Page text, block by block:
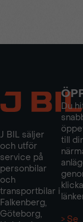
J BIL säljer
och utför
service på
personbilar
och
transportbilar i
Falkenberg,
Göteborg,
Du
till
> Se